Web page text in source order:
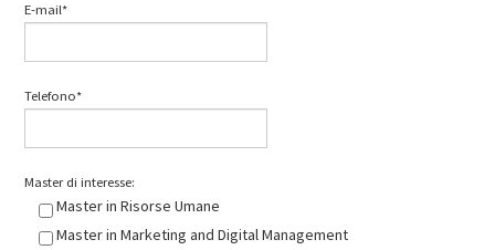
E-mail*
Telefono*
Master di interesse:
Master in Risorse Umane
Master in Marketing and Digital Management